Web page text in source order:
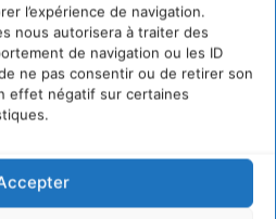
l’expérience de navigation.
nous autorisera à traiter des
de navigation ou les ID
ne pas consentir ou de retirer son
effet négatif sur certaines
M'ABONNE